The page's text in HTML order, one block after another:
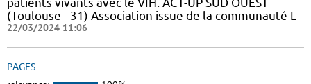
(Toulouse - 31) Association issue de la communauté L
22/03/2024 11:06
PAGES